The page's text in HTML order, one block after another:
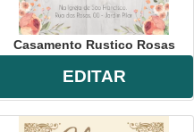
Casamento Rustico Rosas
EDITAR